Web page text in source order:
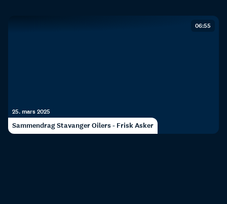
06:55
25. mars 2025
Sammendrag Stavanger Oilers - Frisk Asker